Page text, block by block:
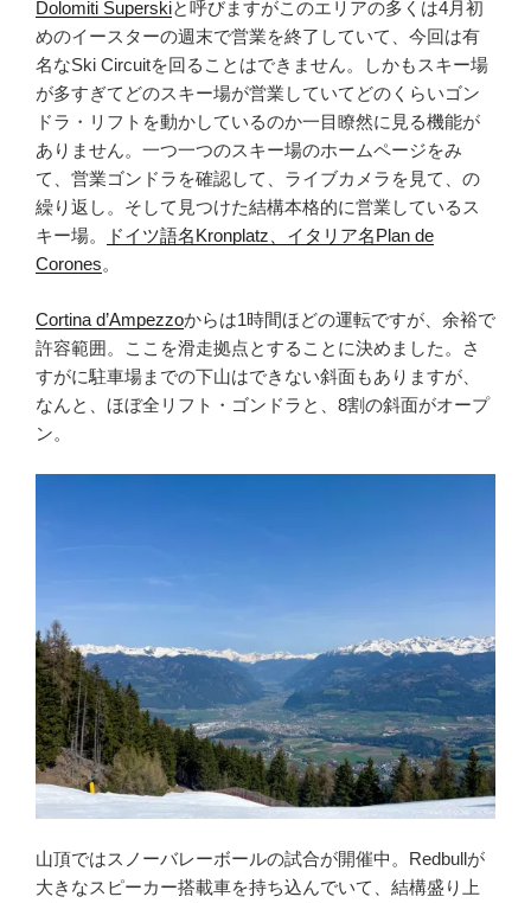
Dolomiti Superskiと呼びますがこのエリアの多くは4月初
めのイースターの週末で営業を終了していて、今回は有
名なSki Circuitを回ることはできません。しかもスキー場
が多すぎてどのスキー場が営業していてどのくらいゴン
ドラ・リフトを動かしているのか一目瞭然に見る機能が
ありません。一つ一つのスキー場のホームページをみ
て、営業ゴンドラを確認して、ライブカメラを見て、の
繰り返し。そして見つけた結構本格的に営業しているス
キー場。
ドイツ語名Kronplatz、イタリア名Plan de
Corones。
Cortina d’Ampezzoからは1時間ほどの運転ですが、余裕で
許容範囲。ここを滑走拠点とすることに決めました。さ
すがに駐車場までの下山はできない斜面もありますが、
なんと、ほぼ全リフト・ゴンドラと、8割の斜面がオープ
ン。
山頂ではスノーバレーボールの試合が開催中。Redbullが
大きなスピーカー搭載車を持ち込んでいて、結構盛り上